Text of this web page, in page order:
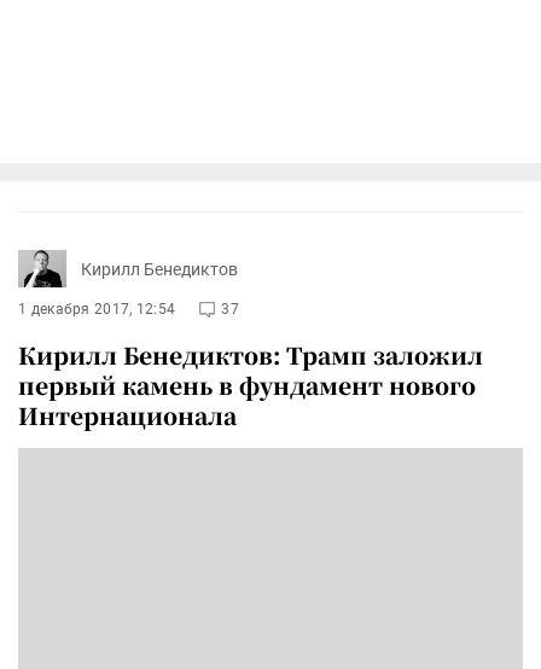
Кирилл Бенедиктов
1 декабря 2017, 12:54 37
Кирилл Бенедиктов: Трамп заложил
первый камень в фундамент нового
Интернационала